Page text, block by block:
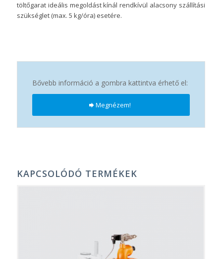
töltőgarat ideális megoldást kínál rendkívül alacsony szállítási
szükséglet (max. 5 kg/óra) esetére.
Bővebb információ a gombra kattintva érhető el:
Megnézem!
KAPCSOLÓDÓ TERMÉKEK